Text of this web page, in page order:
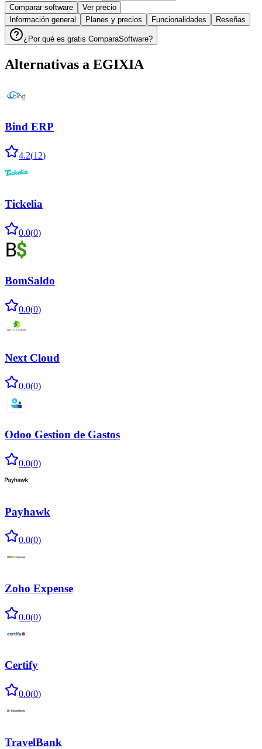
Comparar software
Ver precio
Información general
Planes y precios Funcionalidades Reseñas
¿Por qué es gratis ComparaSoftware?
Alternativas a EGIXIA
Bind ERP
4.2(12)
Tickelia
0.0(0)
BomSaldo
0.0(0)
Next Cloud
0.0(0)
Odoo Gestion de Gastos
0.0(0)
Payhawk
0.0(0)
Zoho Expense
0.0(0)
Certify
0.0(0)
TravelBank